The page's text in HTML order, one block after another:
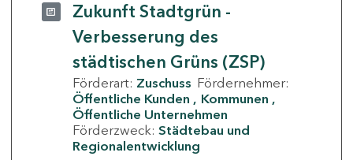
Zukunft Stadtgrün -
Verbesserung des
städtischen Grüns (ZSP)
Förderart: Zuschuss Fördernehmer:
Öffentliche Kunden
Kommunen
Öffentliche Unternehmen
Förderzweck: Städtebau und
Regionalentwicklung